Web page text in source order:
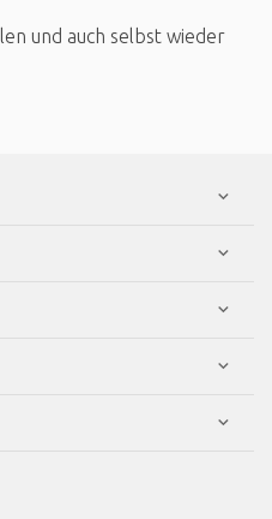
und auch selbst wieder